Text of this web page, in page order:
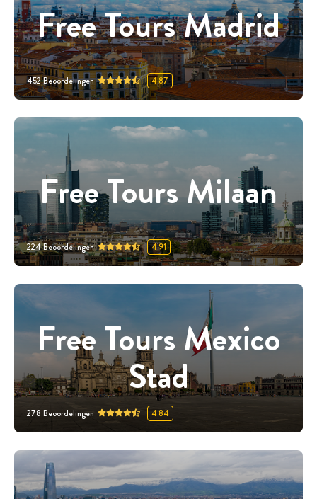
Free Tours Madrid
452Beoordelingen 4.87
Free Tours Milaan
224Beoordelingen 4.91
Free Tours Mexico
Stad
278 Beoordelingen 4.84